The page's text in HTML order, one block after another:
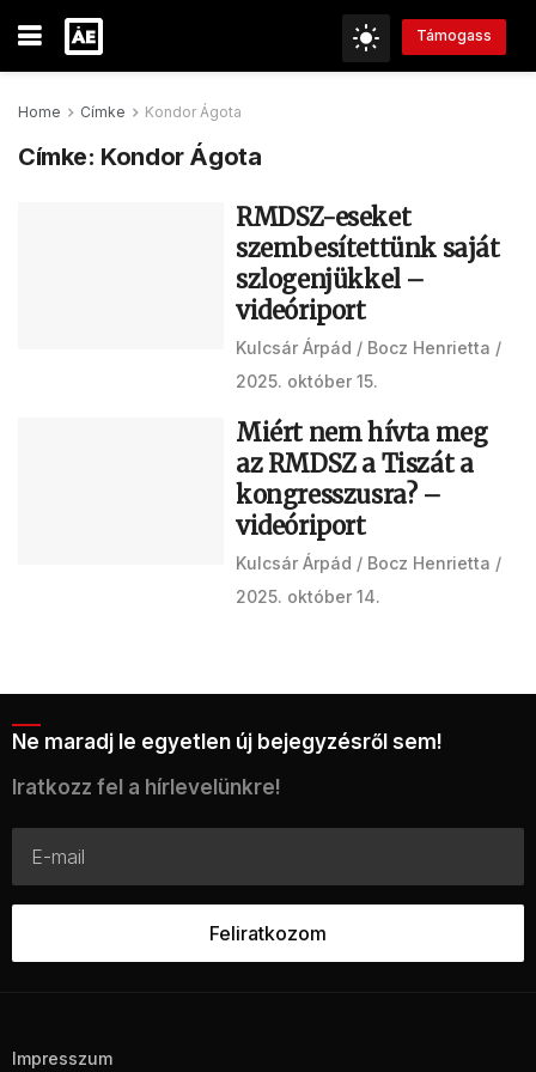
Támogass
Home Címke Kondor Ágota
Címke: Kondor Ágota
RMDSZ-eseket
szembesítettünk saját
szlogenjükkel –
videóriport
Kulcsár Árpád
Bocz Henrietta
2025. október 15.
Miért nem hívta meg
az RMDSZ a Tiszát a
kongresszusra? –
videóriport
Kulcsár Árpád
Bocz Henrietta
2025. október 14.
Ne maradj le egyetlen új bejegyzésről sem!
Iratkozz fel a hírlevelünkre!
Impresszum